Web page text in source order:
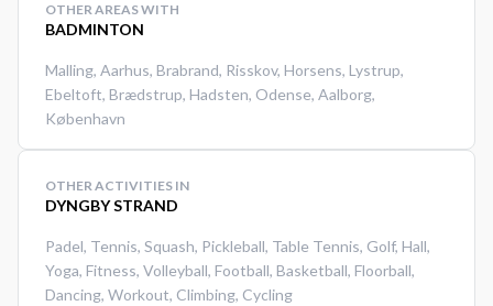
OTHER AREAS WITH
BADMINTON
Malling, Aarhus, Brabrand, Risskov, Horsens, Lystrup,
Ebeltoft, Brædstrup, Hadsten, Odense, Aalborg,
København
OTHER ACTIVITIES IN
DYNGBY STRAND
Padel, Tennis, Squash, Pickleball, Table Tennis, Golf, Hall,
Yoga, Fitness, Volleyball, Football, Basketball, Floorball,
Dancing, Workout, Climbing, Cycling